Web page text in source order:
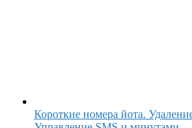
Короткие номера йота.